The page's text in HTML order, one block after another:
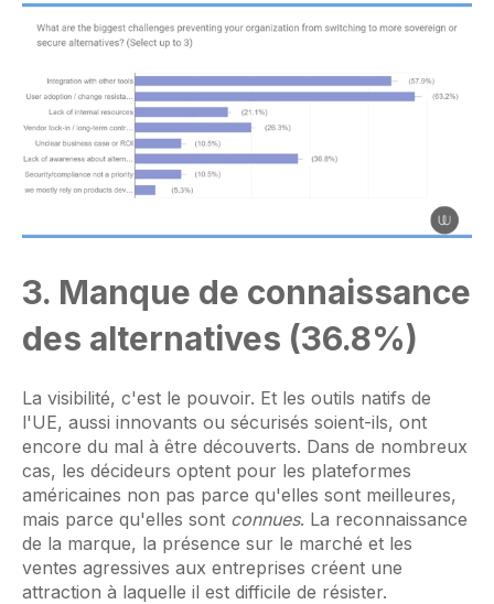
3. Manque de connaissance
des alternatives (36.8%)
La visibilité, c'est le pouvoir. Et les outils natifs de
l'UE, aussi innovants ou sécurisés soient-ils, ont
encore du mal à être découverts. Dans de nombreux
cas, les décideurs optent pour les plateformes
américaines non pas parce qu'elles sont meilleures,
mais parce qu'elles sont connues. La reconnaissance
de la marque, la présence sur le marché et les
ventes agressives aux entreprises créent une
attraction à laquelle il est difficile de résister.